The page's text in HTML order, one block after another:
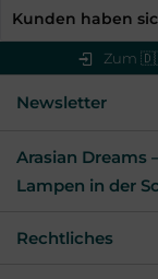
Kunden haben
Zum
Newsletter
Arasian Dreams
Lampen in der
Rechtliches